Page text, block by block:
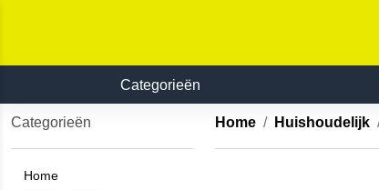
Categorieën
Categorieën
Home
Home Huishoudelijk